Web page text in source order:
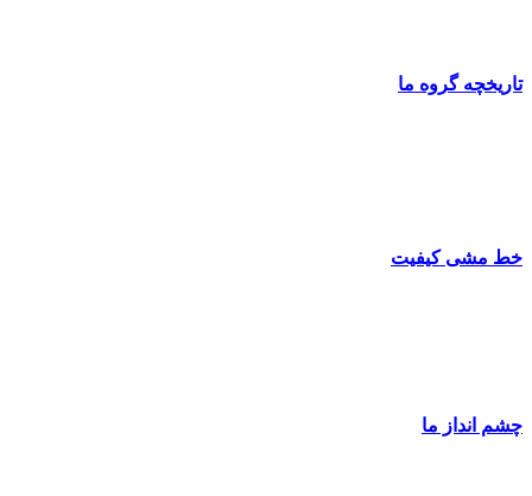
تاریخچه گروه ما
خط مشی کیفیت
چشم انداز ما